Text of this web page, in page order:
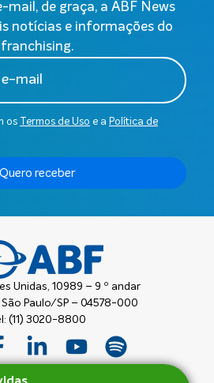
mail, de graça, a ABF News
notícias e informações do
franchising.
os Termos de Uso e a Política de
Quero receber
Unidas, 10989 – 9 º andar
Paulo/SP – 04578-000
(11) 3020-8800